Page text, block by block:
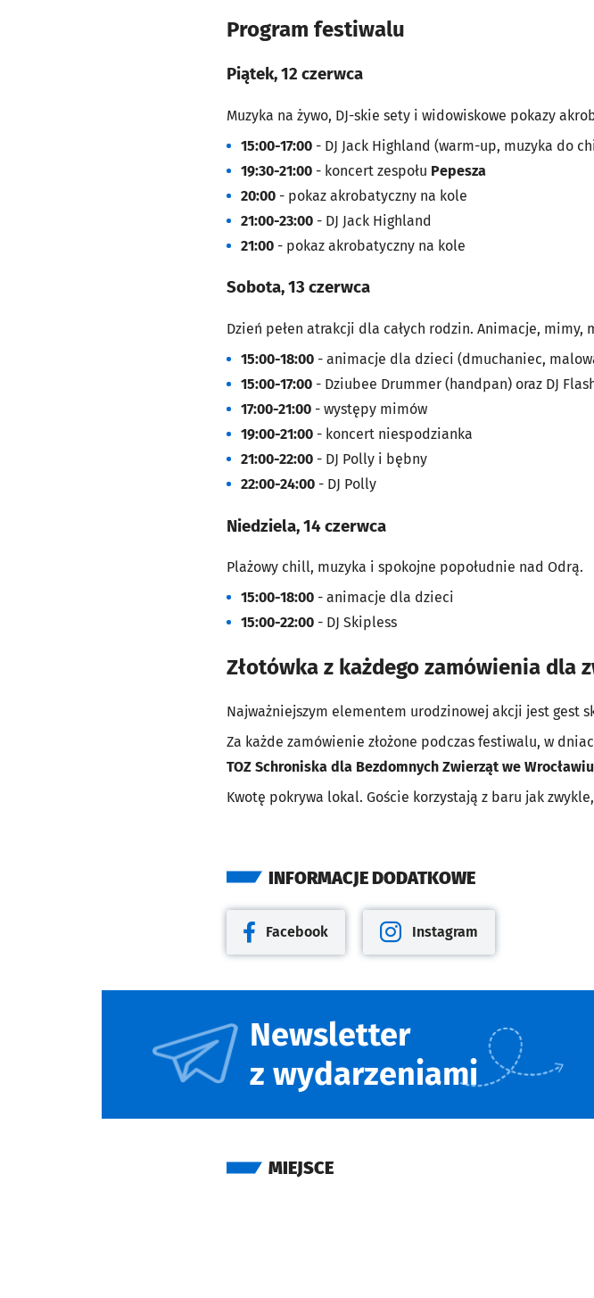
Program festiwalu
Piątek, 12 czerwca
Muzyka na żywo, DJ-skie sety i widowiskowe pokazy
15:00-17:00 - DJ Jack Highland (warm-up, muzyka do
19:30-21:00 - koncert zespołu Pepesza
20:00 - pokaz akrobatyczny na kole
21:00-23:00 - DJ Jack Highland
21:00 - pokaz akrobatyczny na kole
Sobota, 13 czerwca
Dzień pełen atrakcji dla całych rodzin. Animacje, mimy,
15:00-18:00 - animacje dla dzieci (dmuchaniec,
15:00-17:00 - Dziubee Drummer (handpan) oraz DJ
17:00-21:00 - występy mimów
19:00-21:00 - koncert niespodzianka
21:00-22:00 - DJ Polly i bębny
22:00-24:00 - DJ Polly
Niedziela, 14 czerwca
Plażowy chill, muzyka i spokojne popołudnie nad Odrą.
15:00-18:00 - animacje dla dzieci
15:00-22:00 - DJ Skipless
Złotówka z każdego zamówienia dla
Najważniejszym elementem urodzinowej akcji jest gest
Za każde zamówienie złożone podczas festiwalu, w
TOZ Schroniska dla Bezdomnych Zwierząt we
Kwotę pokrywa lokal. Goście korzystają z baru jak
INFORMACJE DODATKOWE
Otwiera się w nowej karcie
Facebook
Otwiera się w nowej karcie
Instagram
Newsletter
z wydarzeniami
MIEJSCE